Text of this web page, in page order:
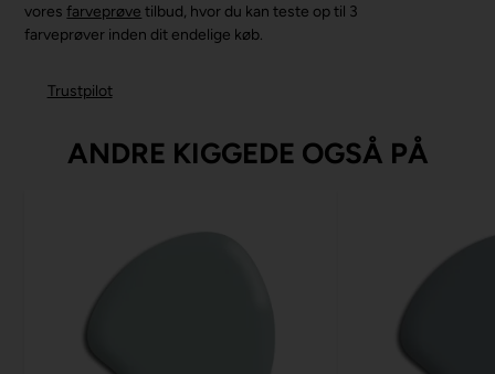
voresfarveprøve tilbud, hvor du kan teste op til 3
farveprøver inden dit endelige køb.
Trustpilot
ANDRE KIGGEDE OGSÅ PÅ